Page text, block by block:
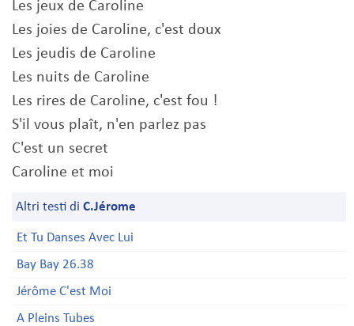
Les jeux de Caroline
Les joies de Caroline, c'est doux
Les jeudis de Caroline
Les nuits de Caroline
Les rires de Caroline, c'est fou !
S'il vous plaît, n'en parlez pas
C'est un secret
Caroline et moi
Altri testi di C.Jérome
Et Tu Danses Avec Lui
Bay Bay 26.38
Jérôme C'est Moi
A Pleins Tubes